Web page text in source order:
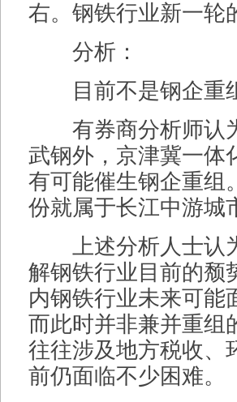
右。钢铁行业新一轮
分析：
目前不是钢企重
有券商分析师认
武钢外，京津冀一体
有可能催生钢企重组
份就属于长江中游城
上述分析人士认
解钢铁行业目前的颓
内钢铁行业未来可能
而此时并非兼并重组
往往涉及地方税收、
前仍面临不少困难。